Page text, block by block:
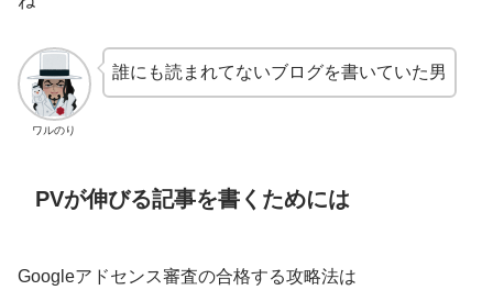
ワルのり
誰にも読まれてないブログを書いていた男
PVが伸びる記事を書くためには
Googleアドセンス審査の合格する攻略法は